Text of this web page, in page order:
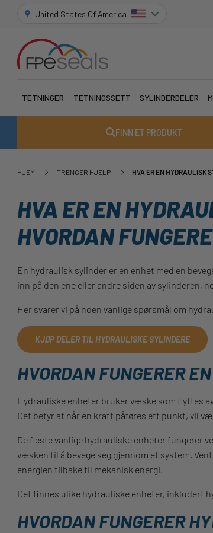
United States Of America
TETNINGER TETNINGSSETT SYLINDERDELER
FINN ET PRODUKT
HJEM TRENGER HJELP HVA ER EN HYDRAULISK
HVA ER EN
HVORDAN
En hydraulisk sylinder er en enhet med en
inn på den ene eller andre siden av sylinderen,
Her svarer vi på noen vanlige spørsmål om
KJØP DELER TIL HYDRAULISKE SYLINDERE
HVORDAN FUNGERER
Hydrauliske enheter bruker væske som flyttes
Det betyr at når en kraft påføres ett punkt, vil
De fleste vanlige hydrauliske enheter fungerer
væsken til å bevege seg gjennom et system.
energien tilbake til mekanisk energi.
Det finnes ulike hydrauliske enheter, inkludert
HVORDAN FUNGERER